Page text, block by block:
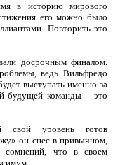
в историю мирового
его можно было
Повторить это
досрочным финалом.
ведь Вильфредо
выступать именно за
будущей команды – это
свой уровень готов
он снес в привычном,
сомнений, что в своем